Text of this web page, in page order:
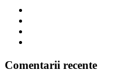
Comentarii recente